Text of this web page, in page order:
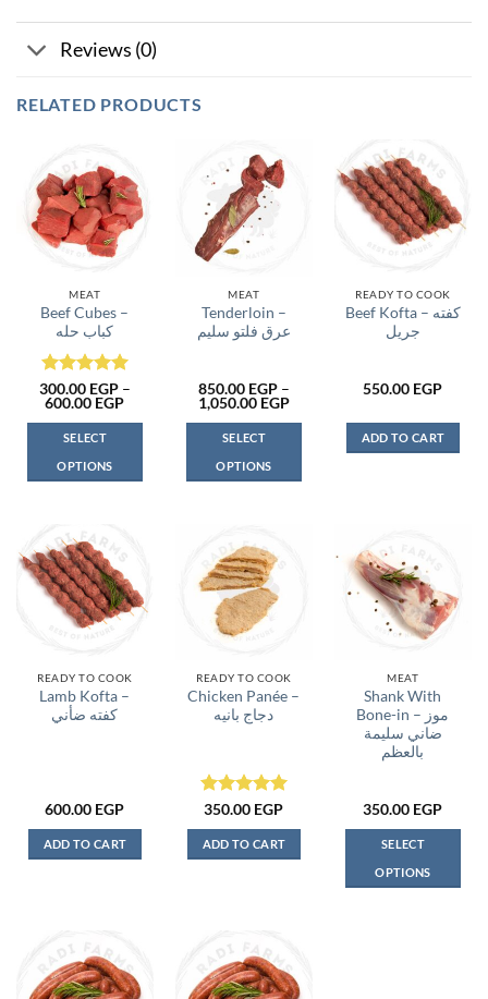
Reviews (0)
RELATED PRODUCTS
MEAT
Beef Cubes –
كباب حله
Rated 5
out of 5
300.00 EGP –
600.00 EGPPrice
SELECT
OPTIONS
has
multiple
variants.
The
options
be
chosen
on
MEAT
Tenderloin –
عرق فلتو سليم
850.00 EGP –
1,050.00 EGPPrice
850.00 EGP
1,050.00 EGP
SELECT
OPTIONS
multiple
variants.
The
options
be
chosen
on
page
READY TO COOK
Beef Kofta – كفته
جريل
550.00 EGP
ADD TO CART
READY TO COOK
Lamb Kofta –
كفته ضأني
600.00 EGP
ADD TO CART
READY TO COOK
Chicken Panée –
دجاج بانيه
Rated5
out of 5
350.00 EGP
ADD TO CART
MEAT
Shank With
Bone-in – موز
ضاني سليمة
بالعظم
350.00 EGP
SELECT
OPTIONS